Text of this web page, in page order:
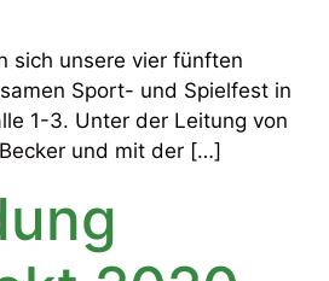
sich unsere vier fünften
Sport- und Spielfest in
1-3. Unter der Leitung von
und mit der […]